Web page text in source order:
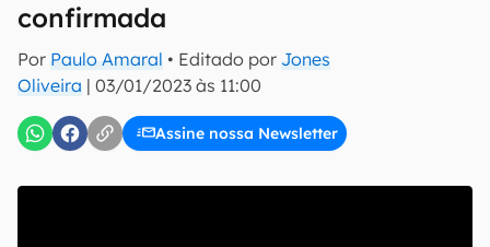
confirmada
Por Paulo Amaral • Editado por Jones
Oliveira | 03/01/2023 às 11:00
Assine nossa Newsletter
inscreva-se
Confirmo que li, aceito e concordo com os Termos de
Uso e Política de Privacidade do Canaltech.